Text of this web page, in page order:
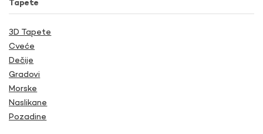
Tapete
3D Tapete
Cveće
Dečije
Gradovi
Morske
Naslikane
Pozadine